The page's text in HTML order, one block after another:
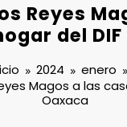
Reyes
del
2024 enero
Magos a las
Oaxaca